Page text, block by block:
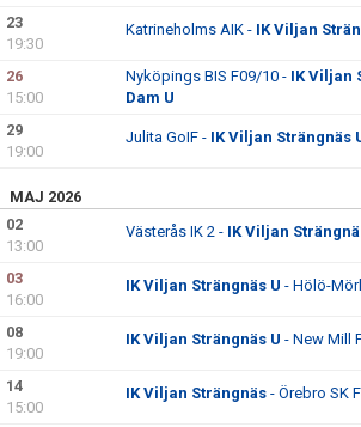
23
19:30
Katrineholms AIK - IK Viljan
26
15:00
Nyköpings BIS F09/10 - IK Viljan
Dam U
29
19:00
Julita GoIF - IK Viljan Strängnäs
MAJ 2026
02
13:00
Västerås IK 2 - IK Viljan
03
16:00
IK Viljan Strängnäs U - Hölö-
08
19:00
IK Viljan Strängnäs U - New Mill
14
15:00
IK Viljan Strängnäs - Örebro SK